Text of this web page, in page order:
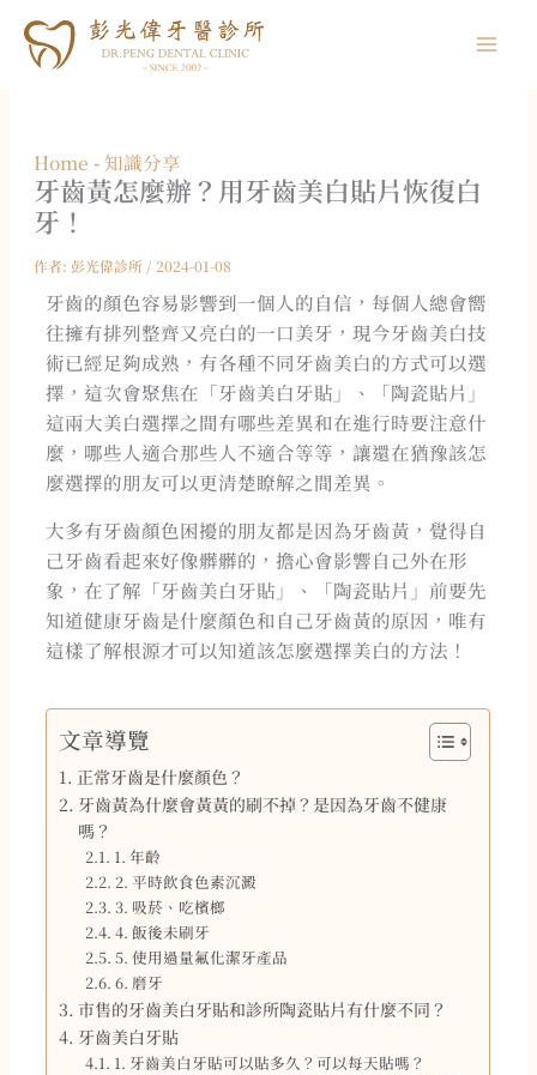
Home - 知識分享
牙齒黃怎麼辦？用牙齒美白貼片恢復白
牙！
作者: 彭光偉診所 / 2024-01-08
牙齒的顏色容易影響到一個人的自信，每個人總會嚮
往擁有排列整齊又亮白的一口美牙，現今牙齒美白技
術已經足夠成熟，有各種不同牙齒美白的方式可以選
擇，這次會聚焦在「牙齒美白牙貼」、「陶瓷貼片」
這兩大美白選擇之間有哪些差異和在進行時要注意什
麼，哪些人適合那些人不適合等等，讓還在猶豫該怎
麼選擇的朋友可以更清楚瞭解之間差異。
大多有牙齒顏色困擾的朋友都是因為牙齒黃，覺得自
己牙齒看起來好像髒髒的，擔心會影響自己外在形
象，在了解「牙齒美白牙貼」、「陶瓷貼片」前要先
知道健康牙齒是什麼顏色和自己牙齒黃的原因，唯有
這樣了解根源才可以知道該怎麼選擇美白的方法！
文章導覽
正常牙齒是什麼顏色？
牙齒黃為什麼會黃黃的刷不掉？是因為牙齒不健康
嗎？
1. 年齡
2. 平時飲食色素沉澱
3. 吸菸、吃檳榔
4. 飯後未刷牙
5. 使用過量氟化潔牙產品
6. 磨牙
市售的牙齒美白牙貼和診所陶瓷貼片有什麼不同？
牙齒美白牙貼
1. 牙齒美白牙貼可以貼多久？可以每天貼嗎？